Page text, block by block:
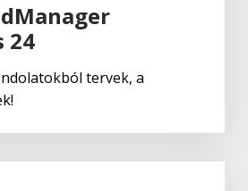
24
tervek, a